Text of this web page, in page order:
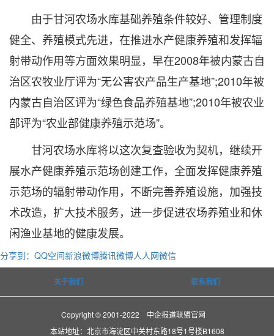
由于甘河农场水库基础养殖条件较好、管理制度
健全、养殖模式先进，在推进水产健康养殖和发挥辐
射带动作用等方面效果明显，早在2008年被内蒙古自
治区农牧业厅评为“无公害农产品生产基地”;2010年被
内蒙古自治区评为“绿色食品养殖基地”;2010年被农业
部评为“农业部健康养殖示范场”。
甘河农场水库将以这次复查验收为契机，继续开
展水产健康养殖示范场创建工作，全面发挥健康养殖
示范场的辐射带动作用，不断完善养殖设施，加强技
术改造，扩大技术服务，进一步促进农场养殖业和休
闲渔业基地的健康发展。
分享到： QQ空间新浪微博腾讯微博人人网微信
关于我们 联系我们
Copyright © 2001-2022 中企报道联盟官网
本站地址：北京市海淀区中关村东路18号1号楼B1608